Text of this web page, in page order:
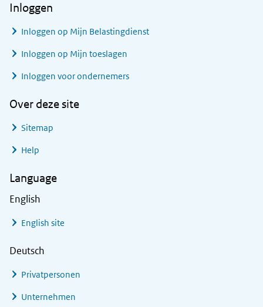
Inloggen
Inloggen op Mijn Belastingdienst
Inloggen op Mijn toeslagen
Inloggen voor ondernemers
Over deze site
Sitemap
Help
Language
English
English site
Deutsch
Privatpersonen
Unternehmen